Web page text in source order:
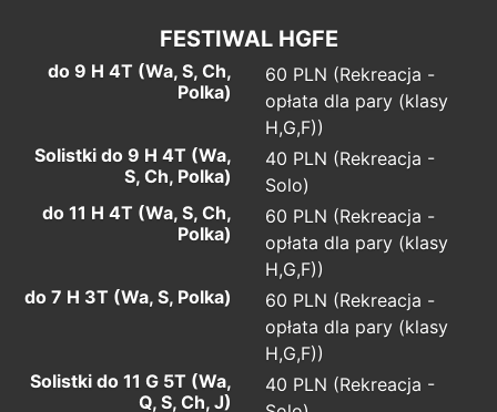
FESTIWAL HGFE
do 9 H 4T (Wa, S, Ch,
Polka)
60 PLN (Rekreacja -
opłata dla pary (klasy
H,G,F))
Solistki do 9 H 4T (Wa,
S, Ch, Polka)
40 PLN (Rekreacja -
Solo)
do 11 H 4T (Wa, S, Ch,
Polka)
60 PLN (Rekreacja -
opłata dla pary (klasy
H,G,F))
do 7 H 3T (Wa, S, Polka)
60 PLN (Rekreacja -
opłata dla pary (klasy
H,G,F))
Solistki do 11 G 5T (Wa,
Q, S, Ch, J)
40 PLN (Rekreacja -